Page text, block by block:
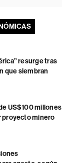
resurge tras
que siembran
US$100 millones
proyecto minero